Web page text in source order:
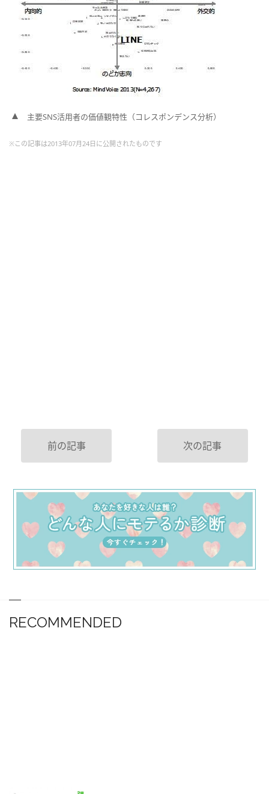
主要SNS活用者の価値観特性（コレスポンデンス分析）
※この記事は2013年07月24日に公開されたものです
前の記事 次の記事
RECOMMENDED